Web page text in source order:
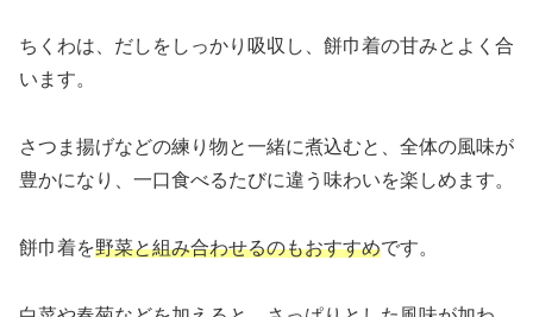
ちくわは、だしをしっかり吸収し、餅巾着の甘みとよく合
います。
さつま揚げなどの練り物と一緒に煮込むと、全体の風味が
豊かになり、一口食べるたびに違う味わいを楽しめます。
餅巾着を野菜と組み合わせるのもおすすめです。